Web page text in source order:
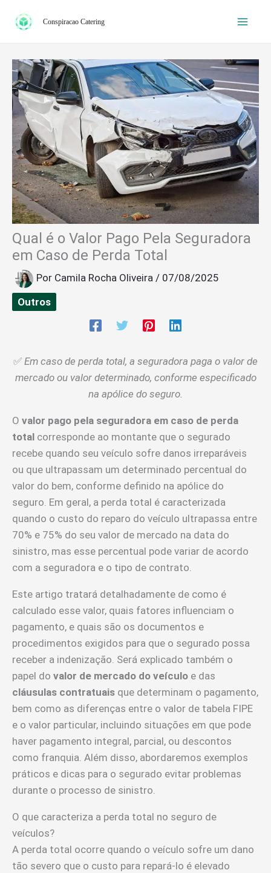
para
conteúdo
Conspiracao Catering
Qual é o Valor Pago Pela Seguradora
em Caso de Perda Total
Por Camila Rocha Oliveira / 07/08/2025
Outros
✅ Em caso de perda total, a seguradora paga o valor de
mercado ou valor determinado, conforme especificado
na apólice do seguro.
O valor pago pela seguradora em caso de perda
total corresponde ao montante que o segurado
recebe quando seu veículo sofre danos irreparáveis
ou que ultrapassam um determinado percentual do
valor do bem, conforme definido na apólice do
seguro. Em geral, a perda total é caracterizada
quando o custo do reparo do veículo ultrapassa entre
70% e 75% do seu valor de mercado na data do
sinistro, mas esse percentual pode variar de acordo
com a seguradora e o tipo de contrato.
Este artigo tratará detalhadamente de como é
calculado esse valor, quais fatores influenciam o
pagamento, e quais são os documentos e
procedimentos exigidos para que o segurado possa
receber a indenização. Será explicado também o
papel do valor de mercado do veículo e das
cláusulas contratuais que determinam o pagamento,
bem como as diferenças entre o valor de tabela FIPE
e o valor particular, incluindo situações em que pode
haver pagamento integral, parcial, ou descontos
como franquia. Além disso, abordaremos exemplos
práticos e dicas para o segurado evitar problemas
durante o processo de sinistro.
O que caracteriza a perda total no seguro de
veículos?
A perda total ocorre quando o veículo sofre um dano
tão severo que o custo para repará-lo é elevado